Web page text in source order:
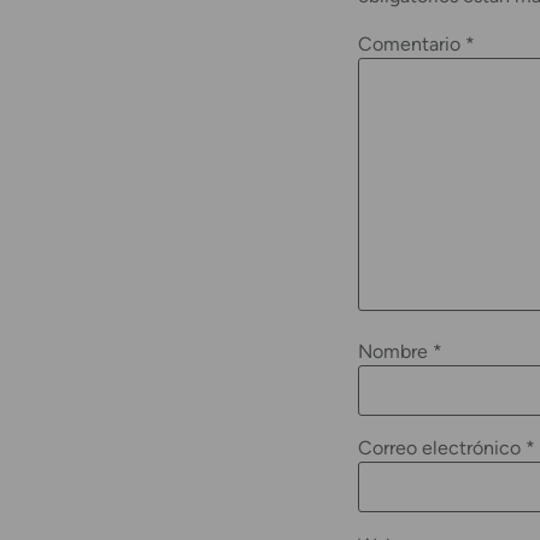
Comentario *
Nombre *
Correo electrónico *